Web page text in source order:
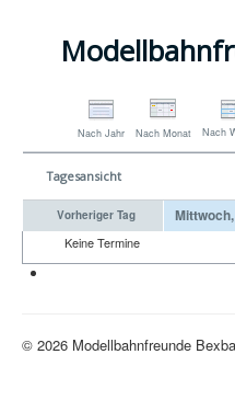
Nach Jahr Nach Monat Nach
Tagesansicht
Vorheriger Tag
Keine Termine
© 2026 Modellbahnfreunde